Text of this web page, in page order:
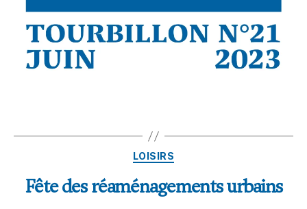
LOISIRS
Fête des réaménagements urbains